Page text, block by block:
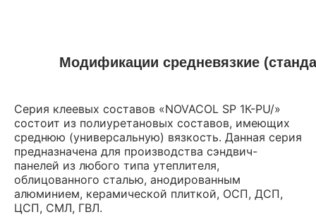
Модификации средневязкие
Серия клеевых составов «NOVACOL SP 1К-PU/»
состоит из полиуретановых составов, имеющих
среднюю (универсальную) вязкость. Данная серия
предназначена для производства сэндвич-
панелей из любого типа утеплителя,
облицованного сталью, анодированным
алюминием, керамической плиткой, ОСП, ДСП,
ЦСП, СМЛ, ГВЛ.